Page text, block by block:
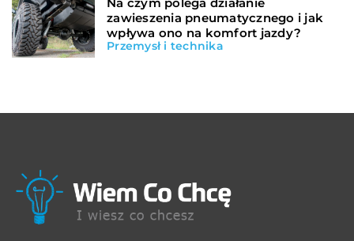
zawieszenia pneumatycznego i jak
wpływa ono na komfort jazdy?
Przemysł i technika